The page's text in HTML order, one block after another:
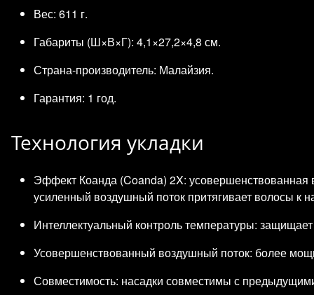
Вес: 611 г.
Габариты (Ш×В×Г): 4,1×27,2×4,8 см.
Страна‑производитель: Малайзия.
Гарантия: 1 год.
Технология укладки
Эффект Коанда (Coanda) 2X: усовершенствованная
усиленный воздушный поток притягивает волосы к
Интеллектуальный контроль температуры:
Усовершенствованный воздушный поток: более
Совместимость: насадки совместимы с